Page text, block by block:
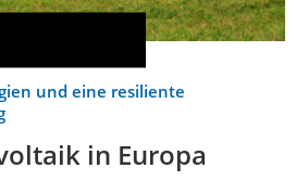
und eine resiliente
in Europa